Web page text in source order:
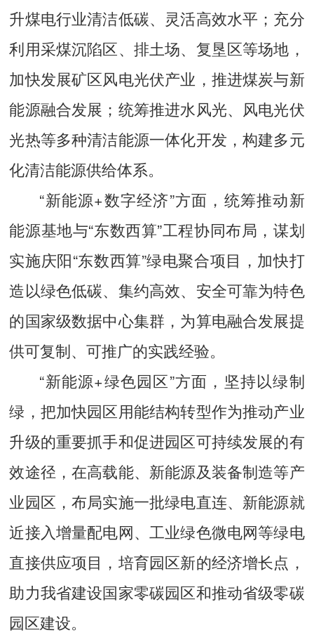
升煤电行业清洁低碳、灵活高效水平；充分
利用采煤沉陷区、排土场、复垦区等场地，
加快发展矿区风电光伏产业，推进煤炭与新
能源融合发展；统筹推进水风光、风电光伏
光热等多种清洁能源一体化开发，构建多元
化清洁能源供给体系。
“新能源+数字经济”方面，统筹推动新
能源基地与“东数西算”工程协同布局，谋划
实施庆阳“东数西算”绿电聚合项目，加快打
造以绿色低碳、集约高效、安全可靠为特色
的国家级数据中心集群，为算电融合发展提
供可复制、可推广的实践经验。
“新能源+绿色园区”方面，坚持以绿制
绿，把加快园区用能结构转型作为推动产业
升级的重要抓手和促进园区可持续发展的有
效途径，在高载能、新能源及装备制造等产
业园区，布局实施一批绿电直连、新能源就
近接入增量配电网、工业绿色微电网等绿电
直接供应项目，培育园区新的经济增长点，
助力我省建设国家零碳园区和推动省级零碳
园区建设。